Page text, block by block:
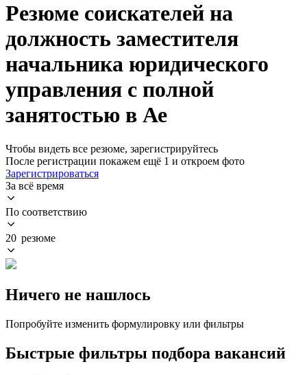
Резюме соискателей на
должность заместителя
начальника юридического
управления с полной
занятостью в Ае
Чтобы видеть все резюме, зарегистрируйтесь
После регистрации покажем ещё 1 и откроем фото
Зарегистрироваться
За всё время
По соответствию
20 резюме
Ничего не нашлось
Попробуйте изменить формулировку или фильтры
Быстрые фильтры подбора вакансий